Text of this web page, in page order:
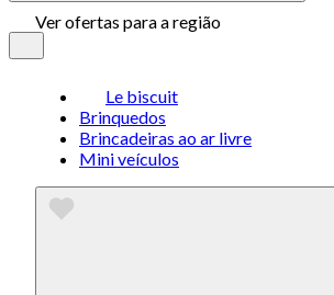
Ver ofertas para a região
Le biscuit
Brinquedos
Brincadeiras ao ar livre
Mini veículos